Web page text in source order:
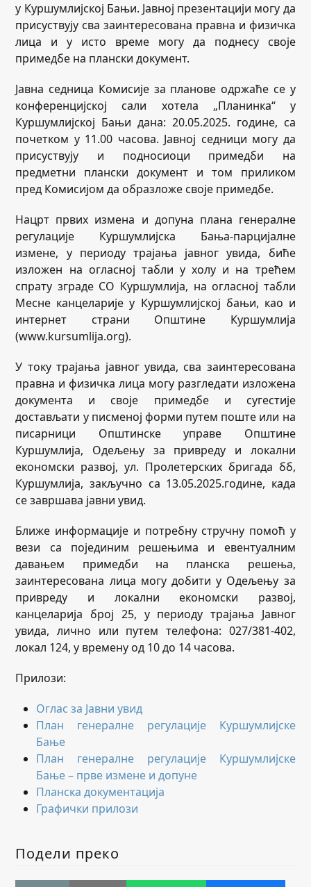
у Куршумлијској Бањи. Јавној презентацији могу да
присуствују сва заинтересована правна и физичка
лица и у исто време могу да поднесу своје
примедбе на плански документ.
Јавна седница Комисије за планове одржаће се у
конференцијској сали хотела „Планинка“ у
Куршумлијској Бањи дана: 20.05.2025. године, са
почетком у 11.00 часова. Јавној седници могу да
присуствују и подносиоци примедби на
предметни плански документ и том приликом
пред Комисијом да образложе своје примедбе.
Нацрт првих измена и допуна плана генералне
регулације Куршумлијска Бања-парцијалне
измене, у периоду трајања јавног увида, биће
изложен на огласној табли у холу и на трећем
спрату зграде СО Куршумлија, на огласној табли
Месне канцеларије у Куршумлијској бањи, као и
интернет страни Општине Куршумлија
(www.kursumlija.org).
У току трајања јавног увида, сва заинтересована
правна и физичка лица могу разгледати изложена
документа и своје примедбе и сугестије
достављати у писменој форми путем поште или на
писарници Општинске управе Општине
Куршумлија, Одељењу за привреду и локални
економски развој, ул. Пролетерских бригада бб,
Куршумлија, закључно са 13.05.2025.године, када
се завршава јавни увид.
Ближе информације и потребну стручну помоћ у
вези са појединим решењима и евентуалним
давањем примедби на планска решења,
заинтересована лица могу добити у Одељењу за
привреду и локални економски развој,
канцеларија број 25, у периоду трајања Јавног
увида, лично или путем телефона: 027/381-402,
локал 124, у времену од 10 до 14 часова.
Прилози:
Оглас за Јавни увид
План генералне регулације Куршумлијске
Бање
План генералне регулације Куршумлијске
Бање – прве измене и допуне
Планска документација
Графички прилози
Подели преко